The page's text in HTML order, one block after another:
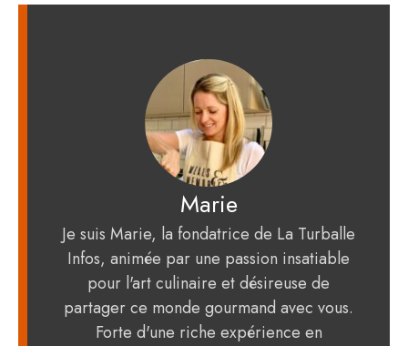
Marie
Je suis Marie, la fondatrice de La Turballe
Infos, animée par une passion insatiable
pour l'art culinaire et désireuse de
partager ce monde gourmand avec vous.
Forte d'une riche expérience en